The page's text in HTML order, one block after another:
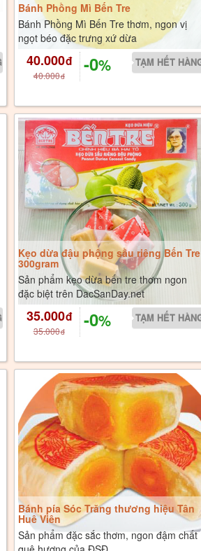
Bánh Phồng Mì Bến Tre
Bánh Phồng Mì Bến Tre thơm, ngon vị
ngọt béo đặc trưng xứ dừa
40.000đ
40.000đ
-0%
Kẹo dừa đậu phộng sầu riêng Bến Tre
300gram
Sản phẩm kẹo dừa bến tre thơm ngon
đặc biệt trên DacSanDay.net
35.000đ
35.000đ
-0%
Bánh pía Sóc Trăng thương hiệu Tân
Huê Viên
Sản phẩm đặc sắc thơm, ngon đậm chất